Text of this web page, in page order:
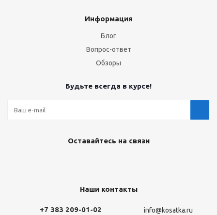
Информация
Блог
Вопрос-ответ
Обзоры
Будьте всегда в курсе!
Оставайтесь на связи
Наши контакты
+7 383 209-01-02 info@kosatka.ru